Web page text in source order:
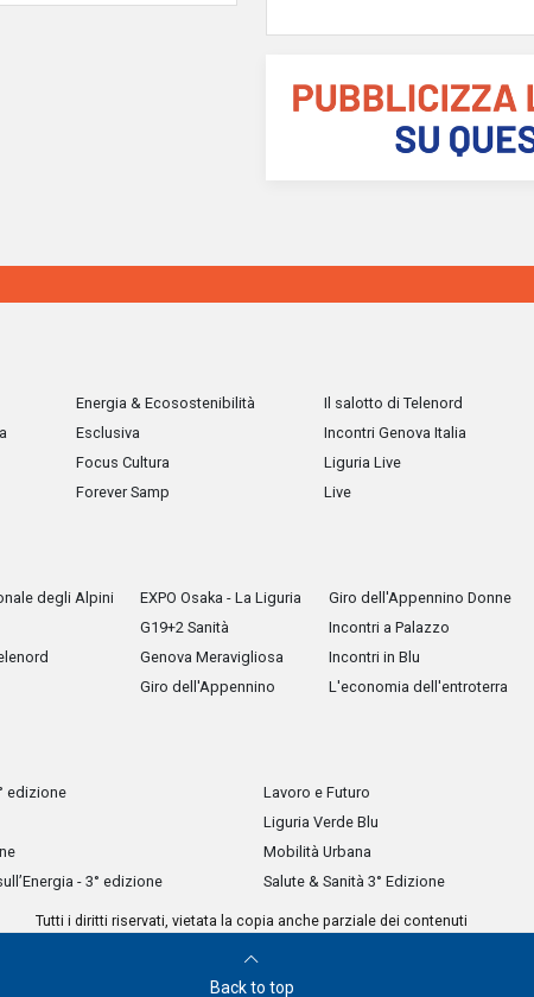
Energia & Ecosostenibilità
Esclusiva
Focus Cultura
Forever Samp
Il salotto di Telenord
Incontri Genova Italia
Liguria Live
Live
degli Alpini
EXPO Osaka - La Liguria
G19+2 Sanità
Genova Meravigliosa
Giro dell'Appennino
Giro dell'Appennino Donne
Incontri a Palazzo
Incontri in Blu
L'economia dell'entroterra
edizione
- 3° edizione
Lavoro e Futuro
Liguria Verde Blu
Mobilità Urbana
Salute & Sanità 3° Edizione
Tutti i diritti riservati, vietata la copia anche parziale dei contenuti
Back to top